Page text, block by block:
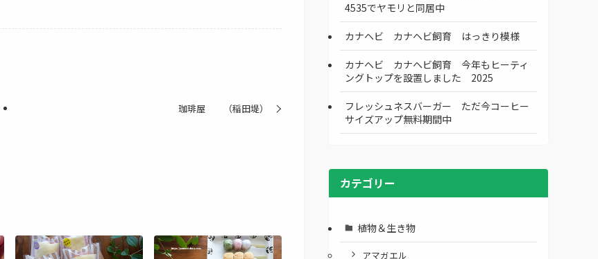
珈琲屋 （稲田堤）
4535でヤモリと同居中
カナヘビ カナヘビ飼育 はっきり模様
カナヘビ カナヘビ飼育 今年もヒーティ
ングトップを設置しました 2025
フレッシュネスバーガー ただ今コーヒー
サイズアップ無料期間中
カテゴリー
植物＆生き物
アマガエル